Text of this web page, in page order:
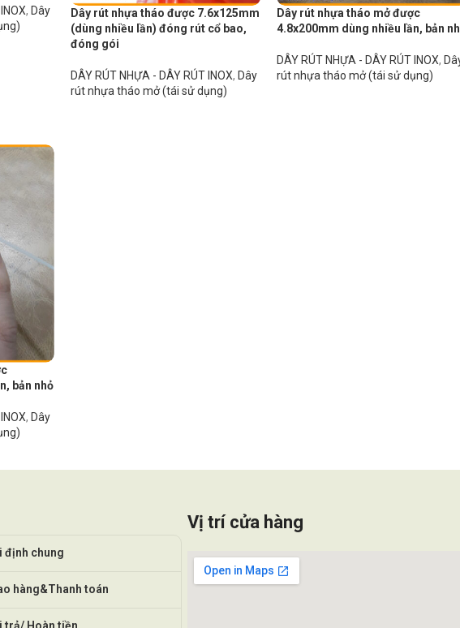
, Dây
Dây rút nhựa tháo được 7.6x125mm
(dùng nhiều lần) đóng rút cổ bao,
đóng gói
DÂY RÚT NHỰA - DÂY RÚT INOX, Dây
rút nhựa tháo mở (tái sử dụng)
Dây rút nhựa tháo mở được
4.8x200mm dùng nhiều lần, bản
DÂY RÚT NHỰA - DÂY RÚT INOX,
rút nhựa tháo mở (tái sử dụng)
bản nhỏ
, Dây
định chung
hàng&Thanh toán
Vị trí cửa hàng